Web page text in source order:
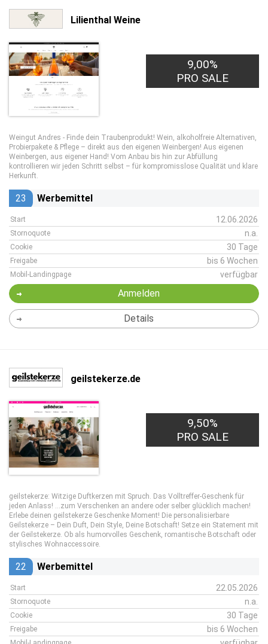
Lilienthal Weine
9,00%
PRO SALE
Weingut Andres - Finde dein Traubenprodukt! Wein, alkoholfreie Alternativen,
Probierpakete & Pflege – direkt aus den eigenen Weinbergen! Aus eigenen
Weinbergen, aus eigener Hand! Vom Anbau bis hin zur Abfüllung
kontrollieren wir jeden Schritt selbst – für kompromisslose Qualität und klare
Herkunft.
23 Werbemittel
Start 12.06.2026
Stornoquote n.a.
Cookie 30 Tage
Freigabe bis 6 Wochen
Mobil-Landingpage verfügbar
Anmelden
Details
geilstekerze.de
9,50%
PRO SALE
geilstekerze: Witzige Duftkerzen mit Spruch. Das Volltreffer-Geschenk für
jeden Anlass! …zum Verschenken an andere oder selber glücklich machen!
Erlebe deinen geilstekerze Geschenke Moment! Die personalisierbare
Geilstekerze – Dein Duft, Dein Style, Deine Botschaft! Setze ein Statement mit
der Geilstekerze. Ob als humorvolles Geschenk, romantische Botschaft oder
stylisches Wohnaccessoire.
22 Werbemittel
Start 22.05.2026
Stornoquote n.a.
Cookie 30 Tage
Freigabe bis 6 Wochen